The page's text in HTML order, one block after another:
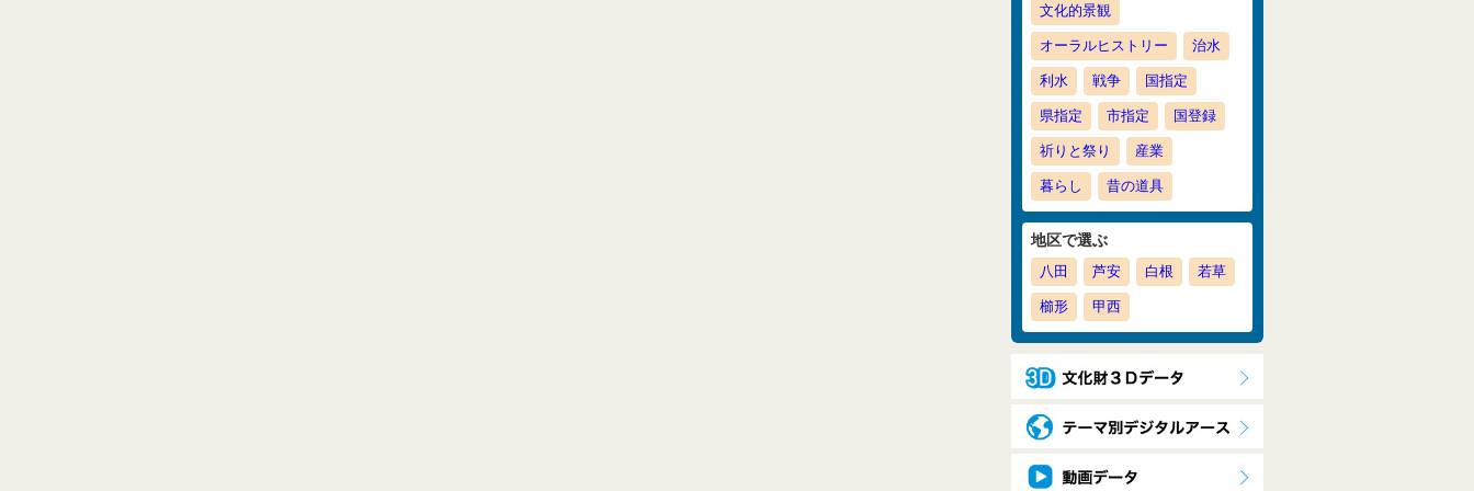
文化的景観
オーラルヒストリー 治水
利水 戦争 国指定
県指定 市指定 国登録
祈りと祭り 産業
暮らし 昔の道具
地区で選ぶ
八田 芦安 白根 若草
櫛形 甲西